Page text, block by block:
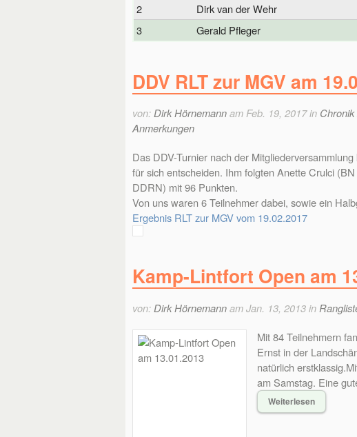
2
Dirk van der Wehr
3
Gerald Pfleger
DDV RLT zur MGV am
von: Dirk Hörnemannam Feb. 19, 2017 in
Anmerkungen
Das DDV-Turnier nach der
für sich entscheiden. Ihm folgten Anette Crulci
DDRN) mit 96 Punkten.
Von uns waren 6 Teilnehmer dabei, sowie ein
Ergebnis RLT zur MGV vom 19.02.2017
Kamp-Lintfort Open am
von: Dirk Hörnemannam Jan. 13, 2013 in
Mit 84 Teilnehmern
Ernst in der
natürlich
am Samstag. Eine
Weiterlesen